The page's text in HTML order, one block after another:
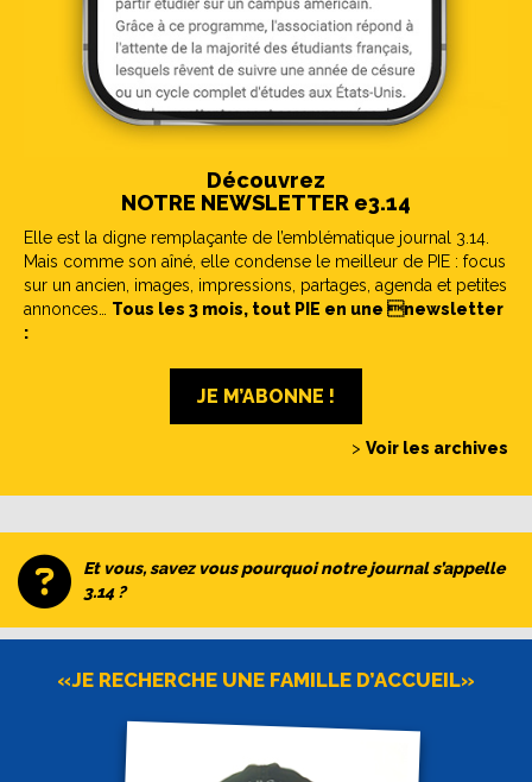
Découvrez
NOTRE NEWSLETTER e3.14
Elle est la digne remplaçante de l’emblématique journal 3.14.
Mais comme son aîné, elle condense le meilleur de PIE : focus
sur un ancien, images, impressions, partages, agenda et petites
annonces… Tous les 3 mois, tout PIE en une newsletter
:
JE M’ABONNE !
> Voir les archives
Et vous, savez vous pourquoi notre journal s’appelle
3.14 ?
«JE RECHERCHE UNE FAMILLE D’ACCUEIL»